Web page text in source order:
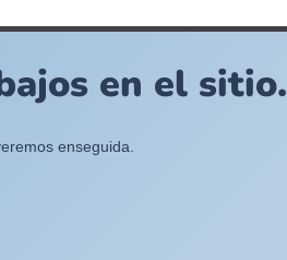
en el sitio.
enseguida.